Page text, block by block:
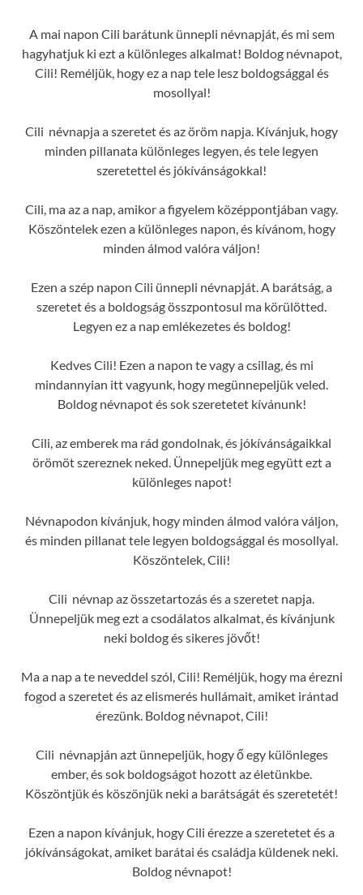
A mai napon Cili barátunk ünnepli névnapját, és mi sem
hagyhatjuk ki ezt a különleges alkalmat! Boldog névnapot,
Cili! Reméljük, hogy ez a nap tele lesz boldogsággal és
mosollyal!
Cili névnapja a szeretet és az öröm napja. Kívánjuk, hogy
minden pillanata különleges legyen, és tele legyen
szeretettel és jókívánságokkal!
Cili, ma az a nap, amikor a figyelem középpontjában vagy.
Köszöntelek ezen a különleges napon, és kívánom, hogy
minden álmod valóra váljon!
Ezen a szép napon Cili ünnepli névnapját. A barátság, a
szeretet és a boldogság összpontosul ma körülötted.
Legyen ez a nap emlékezetes és boldog!
Kedves Cili! Ezen a napon te vagy a csillag, és mi
mindannyian itt vagyunk, hogy megünnepeljük veled.
Boldog névnapot és sok szeretetet kívánunk!
Cili, az emberek ma rád gondolnak, és jókívánságaikkal
örömöt szereznek neked. Ünnepeljük meg együtt ezt a
különleges napot!
Névnapodon kívánjuk, hogy minden álmod valóra váljon,
és minden pillanat tele legyen boldogsággal és mosollyal.
Köszöntelek, Cili!
Cili névnap az összetartozás és a szeretet napja.
Ünnepeljük meg ezt a csodálatos alkalmat, és kívánjunk
neki boldog és sikeres jövőt!
Ma a nap a te neveddel szól, Cili! Reméljük, hogy ma érezni
fogod a szeretet és az elismerés hullámait, amiket irántad
érezünk. Boldog névnapot, Cili!
Cili névnapján azt ünnepeljük, hogy ő egy különleges
ember, és sok boldogságot hozott az életünkbe.
Köszöntjük és köszönjük neki a barátságát és szeretetét!
Ezen a napon kívánjuk, hogy Cili érezze a szeretetet és a
jókívánságokat, amiket barátai és családja küldenek neki.
Boldog névnapot!